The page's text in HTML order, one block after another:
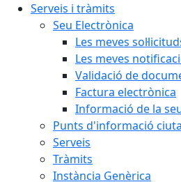
Serveis i tràmits
Seu Electrònica
Les meves
Les meves
Validació de
Factura electrònica
Informació de la
Punts d'informació
Serveis
Tràmits
Instància Genèrica